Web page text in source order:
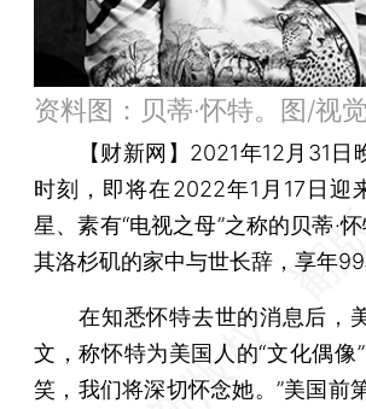
资料图：贝蒂·怀特。图/视
【财新网】 2021年12月31日
时刻，即将在2022年1月17日迎
星、素有“电视之母”之称的贝蒂·
其洛杉矶的家中与世长辞，享年99
在知悉怀特去世的消息后，
文，称怀特为美国人的“文化偶像
笑，我们将深切怀念她。”美国前